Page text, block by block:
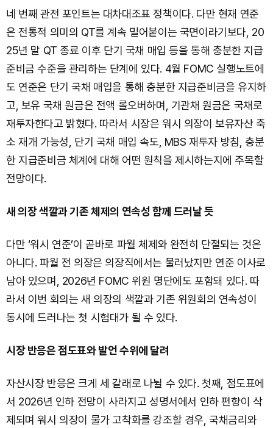
네 번째 관전 포인트는 대차대조표 정책이다. 다만 현재 연준
은 전통적 의미의 QT를 계속 밀어붙이는 국면이라기보다, 20
25년 말 QT 종료 이후 단기 국채 매입 등을 통해 충분한 지급
준비금 수준을 관리하는 단계에 있다. 4월 FOMC 실행노트에
도 연준은 단기 국채 매입을 통해 충분한 지급준비금을 유지하
고, 보유 국채 원금은 전액 롤오버하며, 기관채 원금은 국채로
재투자한다고 밝혔다. 따라서 시장은 워시 의장이 보유자산 축
소 재개 가능성, 단기 국채 매입 속도, MBS 재투자 방침, 충분
한 지급준비금 체계에 대해 어떤 원칙을 제시하는지에 주목할
전망이다.
새 의장 색깔과 기존 체제의 연속성 함께 드러날 듯
다만 ‘워시 연준’이 곧바로 파월 체제와 완전히 단절되는 것은
아니다. 파월 전 의장은 의장직에서는 물러났지만 연준 이사로
남아 있으며, 2026년 FOMC 위원 명단에도 포함돼 있다. 따
라서 이번 회의는 새 의장의 색깔과 기존 위원회의 연속성이
동시에 드러나는 첫 시험대가 될 수 있다.
시장 반응은 점도표와 발언 수위에 달려
자산시장 반응은 크게 세 갈래로 나뉠 수 있다. 첫째, 점도표에
서 2026년 인하 전망이 사라지고 성명서에서 인하 편향이 삭
제되며 워시 의장이 물가 고착화를 강조할 경우, 국채금리와